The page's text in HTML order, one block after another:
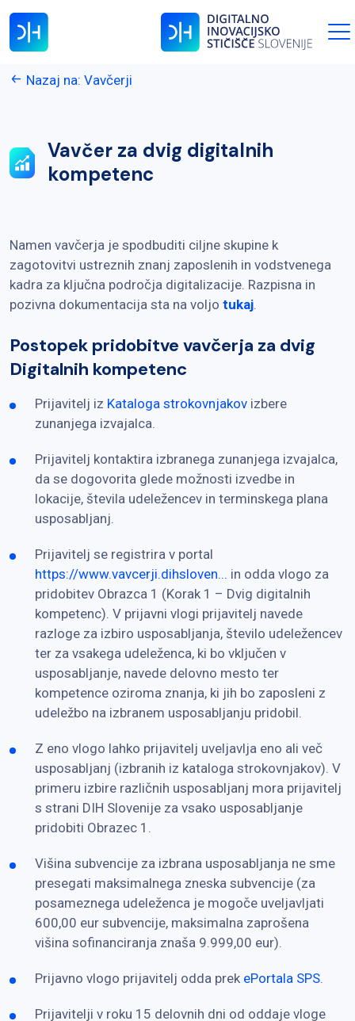
Nazaj na: Vavčerji
Vavčer za dvig digitalnih
kompetenc
Namen vavčerja je spodbuditi ciljne skupine k
zagotovitvi ustreznih znanj zaposlenih in vodstvenega
kadra za ključna področja digitalizacije. Razpisna in
pozivna dokumentacija sta na voljo tukaj
Postopek pridobitve vavčerja za dvig
Digitalnih kompetenc
Prijavitelj iz Kataloga strokovnjakov izbere
zunanjega izvajalca.
Prijavitelj kontaktira izbranega zunanjega izvajalca,
da se dogovorita glede možnosti izvedbe in
lokacije, števila udeležencev in terminskega plana
usposabljanj.
Prijavitelj se registrira v portal
https://www.vavcerji.dihsloven... in odda vlogo za
pridobitev Obrazca 1 (Korak 1 – Dvig digitalnih
kompetenc). V prijavni vlogi prijavitelj navede
razloge za izbiro usposabljanja, število udeležencev
ter za vsakega udeleženca, ki bo vključen v
usposabljanje, navede delovno mesto ter
kompetence oziroma znanja, ki jih bo zaposleni z
udeležbo na izbranem usposabljanju pridobil.
Z eno vlogo lahko prijavitelj uveljavlja eno ali več
usposabljanj (izbranih iz kataloga strokovnjakov). V
primeru izbire različnih usposabljanj mora prijavitelj
s strani DIH Slovenije za vsako usposabljanje
pridobiti Obrazec 1.
Višina subvencije za izbrana usposabljanja ne sme
presegati maksimalnega zneska subvencije (za
posameznega udeleženca je mogoče uveljavljati
600,00 eur subvencije, maksimalna zaprošena
višina sofinanciranja znaša 9.999,00 eur).
Prijavno vlogo prijavitelj odda prek ePortala SPS
Prijavitelji v roku 15 delovnih dni od oddaje vloge